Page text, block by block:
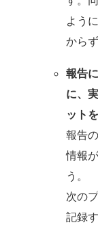
よう
から
報告
に、
ット
報告
情報
う。
次の
記録